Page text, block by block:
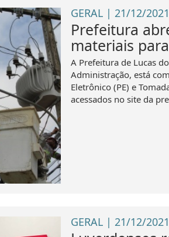
GERAL | 21/12/2021
Prefeitura
materiais
A Prefeitura de Lucas
Administração, está
Eletrônico (PE) e
acessados no site da
GERAL | 21/12/2021